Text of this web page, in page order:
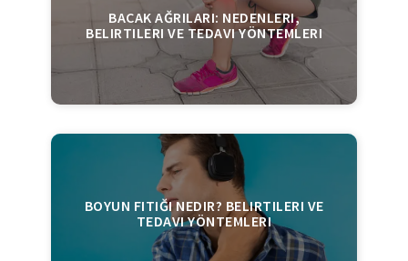
BACAK AĞRILARI: NEDENLERI,
BELIRTILERI VE TEDAVI YÖNTEMLERI
BOYUN FITIĞI NEDIR? BELIRTILERI VE
TEDAVI YÖNTEMLERI